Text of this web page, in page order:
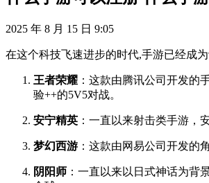
2025 年 8 月 15 日 9:05
在这个科技飞速进步的时代,手游已经成
王者荣耀 ：这款由腾讯公司开发的
验++的5V5对战。
安宁精英 ：一直以来射击类手游，
梦幻西游 ：这款由网易公司开发的
阴阳师 ：一直以来以日式神话为背